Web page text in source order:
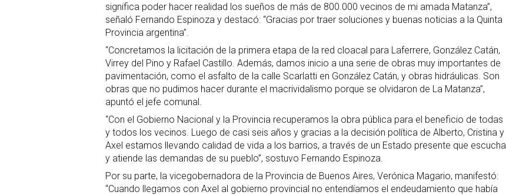
significa poder hacer realidad los sueños de más de 800.000 vecinos de mi amada Matanza”,
señaló Fernando Espinoza y destacó: “Gracias por traer soluciones y buenas noticias a la Quinta
Provincia argentina”.
“Concretamos la licitación de la primera etapa de la red cloacal para Laferrere, González Catán,
Virrey del Pino y Rafael Castillo. Además, damos inicio a una serie de obras muy importantes de
pavimentación, como el asfalto de la calle Scarlatti en González Catán, y obras hidráulicas. Son
obras que no pudimos hacer durante el macrividalismo porque se olvidaron de La Matanza”,
apuntó el jefe comunal.
“Con el Gobierno Nacional y la Provincia recuperamos la obra pública para el beneficio de todas
y todos los vecinos. Luego de casi seis años y gracias a la decisión política de Alberto, Cristina y
Axel estamos llevando calidad de vida a los barrios, a través de un Estado presente que escucha
y atiende las demandas de su pueblo”, sostuvo Fernando Espinoza.
Por su parte, la vicegobernadora de la Provincia de Buenos Aires, Verónica Magario, manifestó:
“Cuando llegamos con Axel al gobierno provincial no entendíamos el endeudamiento que había